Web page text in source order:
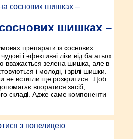
шишках –
препарати із соснових
і ефективні ліки від багатьох
вважається зелена шишка, але в
і молоді, і зрілі шишки.
не встигли ще розкритися. Щоб
впоратися засіб,
складі. Адже саме компоненти